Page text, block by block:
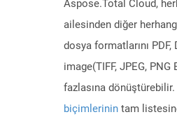
Aspose.Total Cloud,
ailesinden diğer
dosya formatlarını PDF,
image(TIFF, JPEG, PNG
fazlasına dönüştürebilir.
biçimlerinin tam